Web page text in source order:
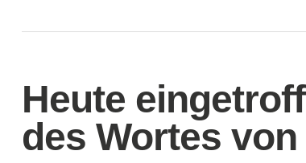
Heute
des Wortes von